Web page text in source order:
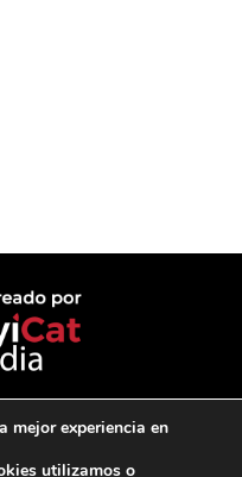
mejor experiencia en
utilizamos o